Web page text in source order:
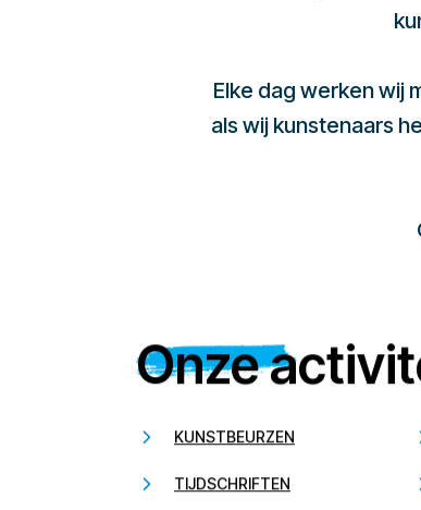
Elke dag werken wij
als wij kunstenaars
Onze
KUNSTBEURZEN
TIJDSCHRIFTEN